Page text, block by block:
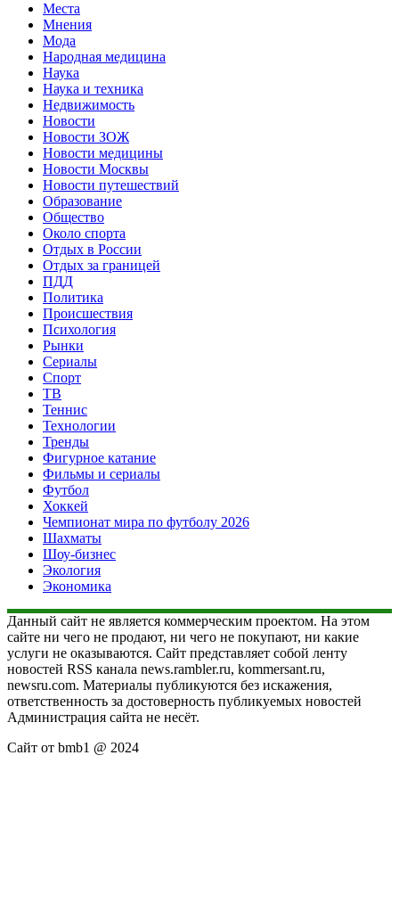
Места
Мнения
Мода
Народная медицина
Наука
Наука и техника
Недвижимость
Новости
Новости ЗОЖ
Новости медицины
Новости Москвы
Новости путешествий
Образование
Общество
Около спорта
Отдых в России
Отдых за границей
ПДД
Политика
Происшествия
Психология
Рынки
Сериалы
Спорт
ТВ
Теннис
Технологии
Тренды
Фигурное катание
Фильмы и сериалы
Футбол
Хоккей
Чемпионат мира по футболу 2026
Шахматы
Шоу-бизнес
Экология
Экономика
Данный сайт не является коммерческим проектом. На этом
сайте ни чего не продают, ни чего не покупают, ни какие
услуги не оказываются. Сайт представляет собой ленту
новостей RSS канала news.rambler.ru, kommersant.ru,
newsru.com. Материалы публикуются без искажения,
ответственность за достоверность публикуемых новостей
Администрация сайта не несёт.
Сайт от bmb1 @ 2024